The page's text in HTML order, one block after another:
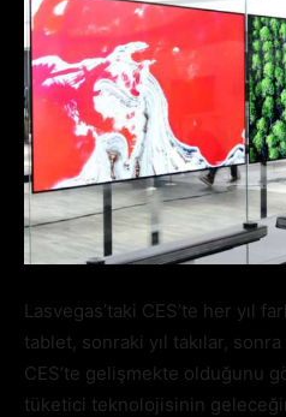
Lasvegas’taki CES’te her yıl
tablet, sonraki yıl takılar, sonra
CES’te gelişmekte olduğunu
tüketici teknolojisinin